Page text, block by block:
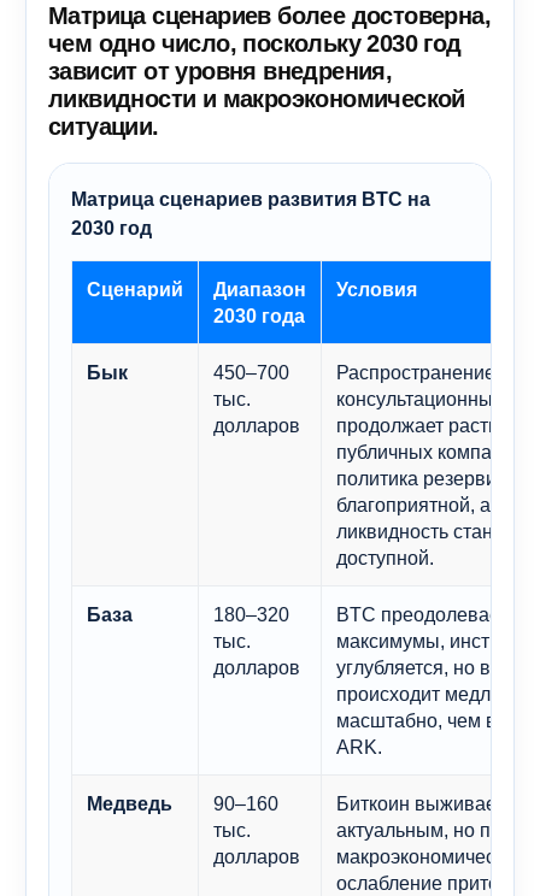
Матрица сценариев более достоверна,
чем одно число, поскольку 2030 год
зависит от уровня внедрения,
ликвидности и макроэкономической
ситуации.
Матрица сценариев развития BTC на
2030 год
Сценарий
Диапазон
2030 года
Условия
Бык
450–700
тыс.
долларов
Распространение
консультационных
продолжает расти,
публичных компаний
политика
благоприятной, а
ликвидность
доступной.
База
180–320
тыс.
долларов
BTC преодолевает
максимумы,
углубляется, но
происходит
масштабно, чем в
ARK.
Медведь
90–160
тыс.
долларов
Биткоин выживает и
актуальным, но
макроэкономическое
ослабление притока